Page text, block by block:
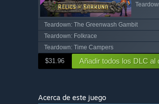
Teardown: The Greenwash Gambit
Teardown: Folkrace
Teardown: Time Campers
$31.96 Añadir todos los DLC al
Acerca de este juego